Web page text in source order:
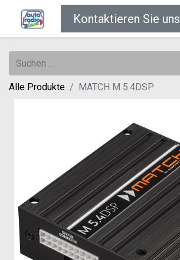
Kontaktieren Sie uns
Alle Produkte MATCH M 5.4DSP